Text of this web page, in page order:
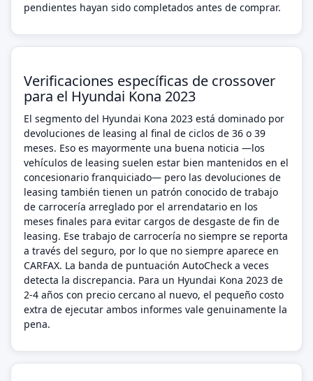
pendientes hayan sido completados antes de comprar.
Verificaciones específicas de crossover
para el Hyundai Kona 2023
El segmento del Hyundai Kona 2023 está dominado por
devoluciones de leasing al final de ciclos de 36 o 39
meses. Eso es mayormente una buena noticia —los
vehículos de leasing suelen estar bien mantenidos en el
concesionario franquiciado— pero las devoluciones de
leasing también tienen un patrón conocido de trabajo
de carrocería arreglado por el arrendatario en los
meses finales para evitar cargos de desgaste de fin de
leasing. Ese trabajo de carrocería no siempre se reporta
a través del seguro, por lo que no siempre aparece en
CARFAX. La banda de puntuación AutoCheck a veces
detecta la discrepancia. Para un Hyundai Kona 2023 de
2-4 años con precio cercano al nuevo, el pequeño costo
extra de ejecutar ambos informes vale genuinamente la
pena.